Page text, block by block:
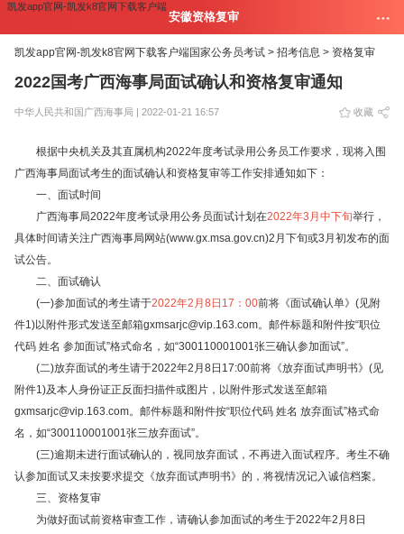
凯发app官网-凯发k8官网下载客户端
安徽资格复审
凯发app官网-凯发k8官网下载客户端国家公务员考试 > 招考信息 > 资格复审
2022国考广西海事局面试确认和资格复审通知
中华人民共和国广西海事局 | 2022-01-21 16:57 收藏
根据中央机关及其直属机构2022年度考试录用公务员工作要求，现将入围
广西海事局面试考生的面试确认和资格复审等工作安排通知如下：
一、面试时间
广西海事局2022年度考试录用公务员面试计划在2022年3月中下旬举行，
具体时间请关注广西海事局网站(www.gx.msa.gov.cn)2月下旬或3月初发布的面
试公告。
二、面试确认
(一)参加面试的考生请于2022年2月8日17：00前将《面试确认单》(见附
件1)以附件形式发送至邮箱gxmsarjc@vip.163.com。邮件标题和附件按“职位
代码 姓名 参加面试”格式命名，如“300110001001张三确认参加面试”。
(二)放弃面试的考生请于2022年2月8日17:00前将《放弃面试声明书》(见
附件1)及本人身份证正反面扫描件或图片，以附件形式发送至邮箱
gxmsarjc@vip.163.com。邮件标题和附件按“职位代码 姓名 放弃面试”格式命
名，如“300110001001张三放弃面试”。
(三)逾期未进行面试确认的，视同放弃面试，不再进入面试程序。考生不确
认参加面试又未按要求提交《放弃面试声明书》的，将视情况记入诚信档案。
三、资格复审
为做好面试前资格审查工作，请确认参加面试的考生于2022年2月8日